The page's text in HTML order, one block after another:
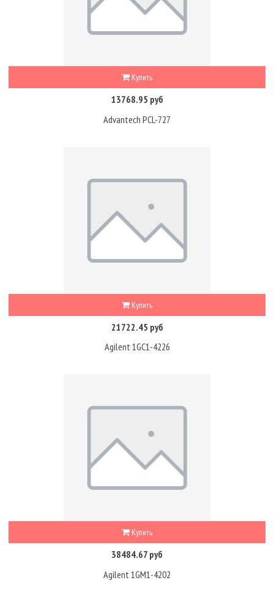
Купить
13768.95 руб
Advantech PCL-727
Купить
21722.45 руб
Agilent 1GC1-4226
Купить
38484.67 руб
Agilent 1GM1-4202